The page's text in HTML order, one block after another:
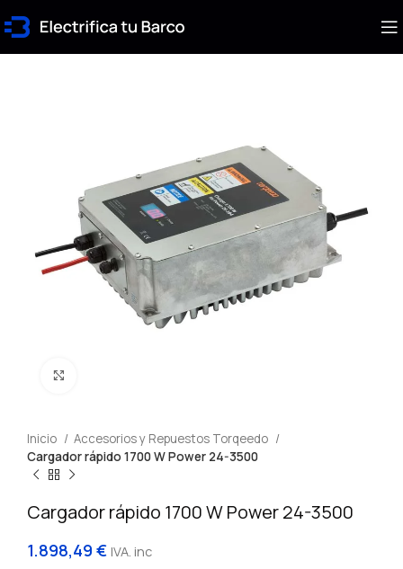
Inicio
Accesorios y Repuestos Torqeedo
Cargador rápido 1700 W Power 24-3500
Cargador rápido 1700 W Power 24-3500
1.898,49 € IVA. inc